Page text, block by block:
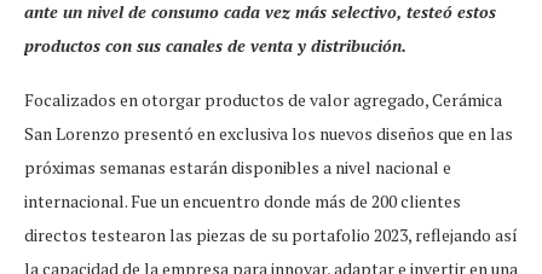
ante un nivel de consumo cada vez más selectivo, testeó estos
productos con sus canales de venta y distribución.
Focalizados en otorgar productos de valor agregado, Cerámica
San Lorenzo presentó en exclusiva los nuevos diseños que en las
próximas semanas estarán disponibles a nivel nacional e
internacional. Fue un encuentro donde más de 200 clientes
directos testearon las piezas de su portafolio 2023, reflejando así
la capacidad de la empresa para innovar, adaptar e invertir en una